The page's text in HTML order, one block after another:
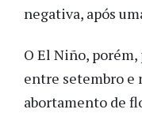
negativa, após
O El Niño,
entre setembro e
abortamento de